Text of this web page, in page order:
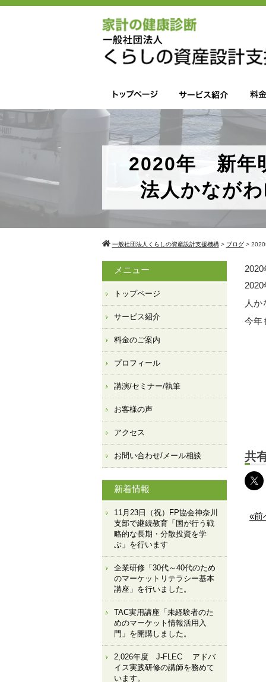
2020年 新年
法人かなが
一般社団法人くらしの資産設計支援機構> ブログ> 2020
人
今年
共
«前
メニュー
トップページ
サービス紹介
料金のご案内
プロフィール
講演/セミナー/執筆
お客様の声
アクセス
お問い合わせ/メール相談
新着情報
11月23日（祝）FP協会神奈川
支部で継続教育「国が行う戦
略的な長期・分散投資を学
ぶ」を行います
企業研修「30代～40代のため
のマーケットリテラシー基本
講座」を行いました。
TAC実用講座「未経験者のた
めのマーケット情報活用入
門」を開講しました。
2,026年度 J-FLEC アドバ
イス実践研修の講師を務めて
います。